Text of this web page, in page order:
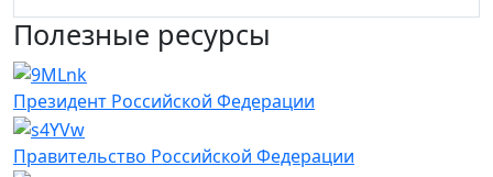
Полезные ресурсы
Президент Российской Федерации
Правительство Российской Федерации